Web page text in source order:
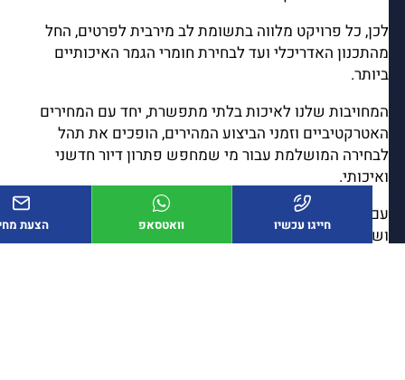
לכן, כל פרויקט מלווה בתשומת לב מירבית לפרטים, החל
מהתכנון האדריכלי ועד לבחירת חומרי הגמר האיכותיים
ביותר.
המחויבות שלנו לאיכות בלתי מתפשרת, יחד עם המחירים
האטרקטיביים וזמני הביצוע המהירים, הופכים את תהל
לבחירה המושלמת עבור מי שמחפש פתרון דיור חדשני
ואיכותי.
ושיתופי פעולה עם גופים ממשלתיים ופרטיים מובילים, תהלהצעת מחיר וואטסאפ חייגו עכשיו